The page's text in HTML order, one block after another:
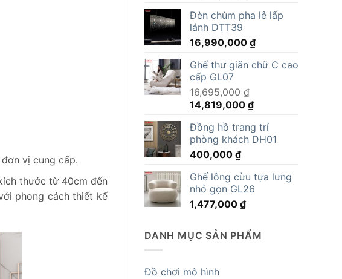
Đèn chùm pha lê lấp
lánh DTT39
16,990,000 ₫
Ghế thư giãn chữ C cao
cấp GL07
16,695,000₫
Giá
là:
16,695,000 ₫.
14,819,000 ₫Giá
tại
là:
Đồng hồ trang trí
phòng khách DH01
400,000 ₫
Ghế lông cừu tựa lưng
nhỏ gọn GL26
1,477,000 ₫
DANH MỤC SẢN PHẨM
Đồ chơi mô hình
vị cung cấp.
thước từ 40cm đến
phong cách thiết kế